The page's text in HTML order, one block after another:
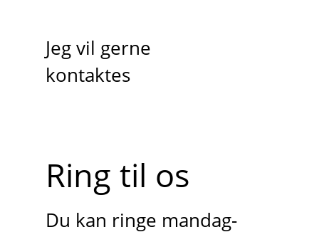
Jeg vil gerne
kontaktes
Ring til os
Du kan ringe mandag-